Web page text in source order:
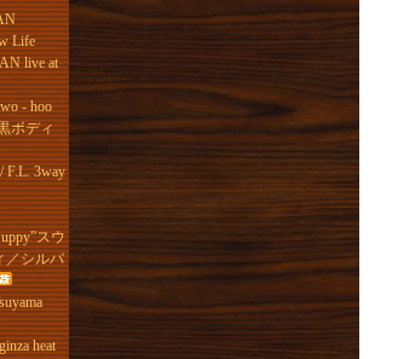
Life
live at
- hoo
ボディ
F.L. 3way
スウ
／シルバ
heat